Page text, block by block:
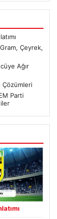
Çeyrek,
Ağır
Çözümleri
Parti